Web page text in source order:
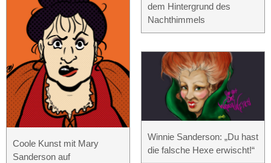
Coole Kunst mit Mary
Sanderson auf
dem Hintergrund des
Nachthimmels
Winnie Sanderson: „Du hast
die falsche Hexe erwischt!“